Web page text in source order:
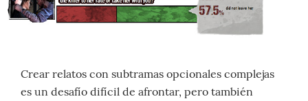
Crear relatos con subtramas opcionales complejas
es un desafío difícil de afrontar, pero también